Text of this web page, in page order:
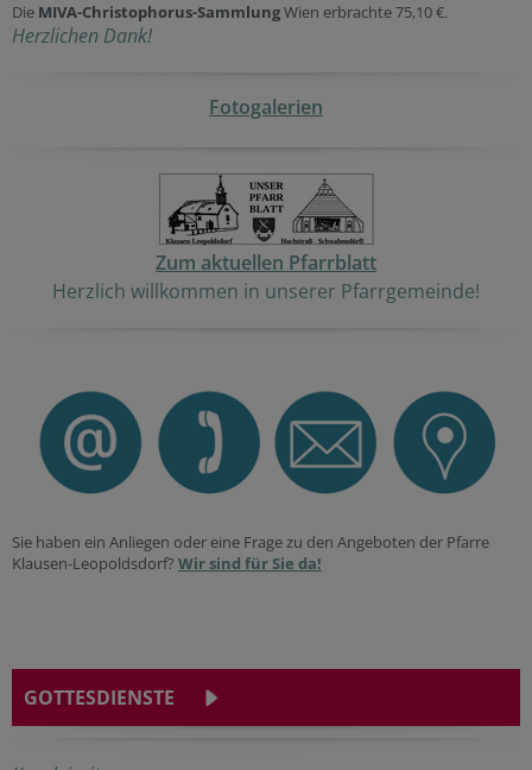
Die MIVA-Christophorus-SammlungWien erbrachte 75,10 €.
Herzlichen Dank!
Fotogalerien
Zum aktuellen Pfarrblatt
Herzlich willkommen in unserer Pfarrgemeinde!
Sie haben ein Anliegen oder eine Frage zu den Angeboten der Pfarre
Klausen-Leopoldsdorf? Wir sind für Sie da!
GOTTESDIENSTE